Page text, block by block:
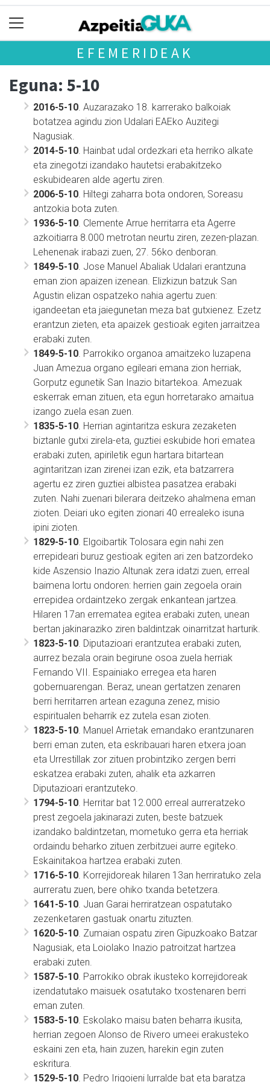
EFEMERIDEAK
Eguna: 5-10
2016-5-10 . Auzarazako 18. karrerako balkoiak
botatzea agindu zion Udalari EAEko Auzitegi
Nagusiak.
2014-5-10 . Hainbat udal ordezkari eta herriko alkate
eta zinegotzi izandako hautetsi erabakitzeko
eskubidearen alde agertu ziren.
2006-5-10 . Hiltegi zaharra bota ondoren, Soreasu
antzokia bota zuten.
1936-5-10 . Clemente Arrue herritarra eta Agerre
azkoitiarra 8.000 metrotan neurtu ziren, zezen-plazan.
Lehenenak irabazi zuen, 27. 56ko denboran.
1849-5-10 . Jose Manuel Abaliak Udalari erantzuna
eman zion apaizen izenean. Elizkizun batzuk San
Agustin elizan ospatzeko nahia agertu zuen:
igandeetan eta jaiegunetan meza bat gutxienez. Ezetz
erantzun zieten, eta apaizek gestioak egiten jarraitzea
erabaki zuten.
1849-5-10 . Parrokiko organoa amaitzeko luzapena
Juan Amezua organo egileari emana zion herriak,
Gorputz egunetik San Inazio bitartekoa. Amezuak
eskerrak eman zituen, eta egun horretarako amaitua
izango zuela esan zuen.
1835-5-10 . Herrian agintaritza eskura zezaketen
biztanle gutxi zirela-eta, guztiei eskubide hori ematea
erabaki zuten, apiriletik egun hartara bitartean
agintaritzan izan zirenei izan ezik, eta batzarrera
agertu ez ziren guztiei albistea pasatzea erabaki
zuten. Nahi zuenari bilerara deitzeko ahalmena eman
zioten. Deiari uko egiten zionari 40 errealeko isuna
ipini zioten.
1829-5-10 . Elgoibartik Tolosara egin nahi zen
errepideari buruz gestioak egiten ari zen batzordeko
kide Aszensio Inazio Altunak zera idatzi zuen, erreal
baimena lortu ondoren: herrien gain zegoela orain
errepidea ordaintzeko zergak enkantean jartzea.
Hilaren 17an errematea egitea erabaki zuten, unean
bertan jakinaraziko ziren baldintzak oinarritzat harturik.
1823-5-10 . Diputazioari erantzutea erabaki zuten,
aurrez bezala orain begirune osoa zuela herriak
Fernando VII. Espainiako erregea eta haren
gobernuarengan. Beraz, unean gertatzen zenaren
berri herritarren artean ezaguna zenez, misio
espiritualen beharrik ez zutela esan zioten.
1823-5-10 . Manuel Arrietak emandako erantzunaren
berri eman zuten, eta eskribauari haren etxera joan
eta Urrestillak zor zituen probintziko zergen berri
eskatzea erabaki zuten, ahalik eta azkarren
Diputazioari erantzuteko.
1794-5-10 . Herritar bat 12.000 erreal aurreratzeko
prest zegoela jakinarazi zuten, beste batzuek
izandako baldintzetan, mometuko gerra eta herriak
ordaindu beharko zituen zerbitzuei aurre egiteko.
Eskainitakoa hartzea erabaki zuten.
1716-5-10 . Korrejidoreak hilaren 13an herriratuko zela
aurreratu zuen, bere ohiko txanda betetzera.
1641-5-10 . Juan Garai herriratzean ospatutako
zezenketaren gastuak onartu zituzten.
1620-5-10 . Zumaian ospatu ziren Gipuzkoako Batzar
Nagusiak, eta Loiolako Inazio patroitzat hartzea
erabaki zuten.
1587-5-10 . Parrokiko obrak ikusteko korrejidoreak
izendatutako maisuek osatutako txostenaren berri
eman zuten.
1583-5-10 . Eskolako maisu baten beharra ikusita,
herrian zegoen Alonso de Rivero umeei erakusteko
eskaini zen eta, hain zuzen, harekin egin zuten
eskritura.
1529-5-10 . Pedro Irigoieni lurralde bat eta baratza